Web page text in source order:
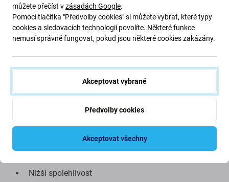
přiblížení a osvětlení
Lepší pozorovací úhly než u Aftermarket TFT
displeje
Nižší spotřeba baterie Aftermarket TFT displejem
Nízká cena
Nevýhody:
Nižší spolehlivost
můžete přečíst vzásadách Google.
Pomocí tlačítka "Předvolby cookies" si můžete vybrat, které typy
cookies a sledovacích technologií povolíte. Některé funkce
nemusí správně fungovat, pokud jsou některé cookies zakázány.
Akceptovat vybrané
Předvolby cookies
Akceptovat všechny